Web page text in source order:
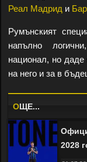
Реал Мадрид и
Румънският
напълно
национал, но даде
на него и за в
OЩЕ...
2028